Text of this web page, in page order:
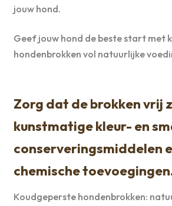
jouw hond.
Geef jouw hond de beste start met
hondenbrokken vol natuurlijke
Zorg dat de brokken vrij
kunstmatige kleur- en
conserveringsmiddelen
chemische
Koudgeperste hondenbrokken: